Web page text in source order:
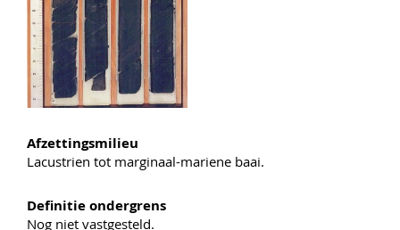
Afzettingsmilieu
Lacustrien tot marginaal-mariene baai.
Definitie ondergrens
Nog niet vastgesteld.